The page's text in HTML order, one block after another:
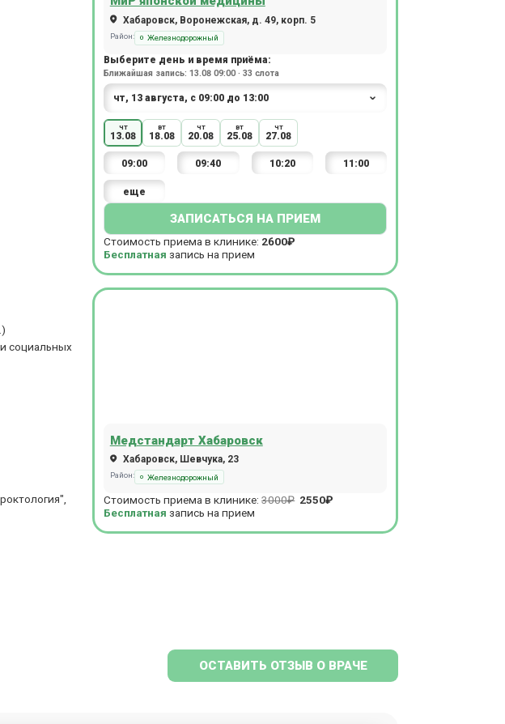
социальных
Хабаровск, Воронежская, д. 49, корп. 5
Район: Железнодорожный
Выберите день и время приёма:
Ближайшая запись: 13.08 09:00 · 33 слота
чт
13.08
вт
18.08
чт
20.08
вт
25.08
чт
27.08
09:00 09:40 10:20 11:00
еще
ЗАПИСАТЬСЯ НА ПРИЕМ
Стоимость приема в клинике: 2600₽
Бесплатная запись на прием
Медстандарт Хабаровск
Хабаровск, Шевчука, 23
Район: Железнодорожный
Стоимость приема в клинике:3000₽ 2550₽
Бесплатная запись на прием
ОСТАВИТЬ ОТЗЫВ О ВРАЧЕ